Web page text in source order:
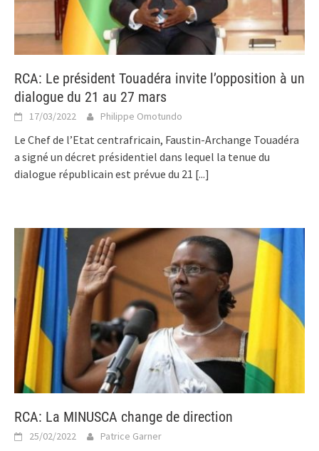
RCA: Le président Touadéra invite l’opposition à un
dialogue du 21 au 27 mars
17/03/2022 Philippe Omotundo
Le Chef de l’Etat centrafricain, Faustin-Archange Touadéra
a signé un décret présidentiel dans lequel la tenue du
dialogue républicain est prévue du 21 [...]
RCA: La MINUSCA change de direction
25/02/2022 Patrice Garner